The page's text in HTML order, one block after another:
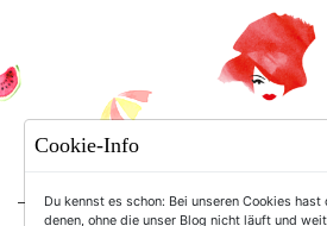
Cookie-Info
Du kennst es schon: Bei unseren Cookies
denen, ohne die unser Blog nicht läuft und